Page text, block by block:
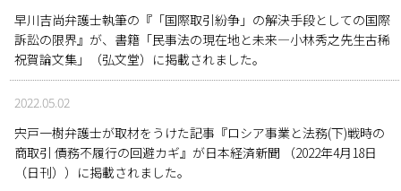
早川吉尚弁護士執筆の『「国際取引紛争」の解決手段としての国際
訴訟の限界』が、書籍「民事法の現在地と未来―小林秀之先生古稀
祝賀論文集」（弘文堂）に掲載されました。
2022.05.02
宍戸一樹弁護士が取材をうけた記事『ロシア事業と法務(下)戦時の
商取引 債務不履行の回避カギ』が日本経済新聞 （2022年4月18日
（日刊））に掲載されました。